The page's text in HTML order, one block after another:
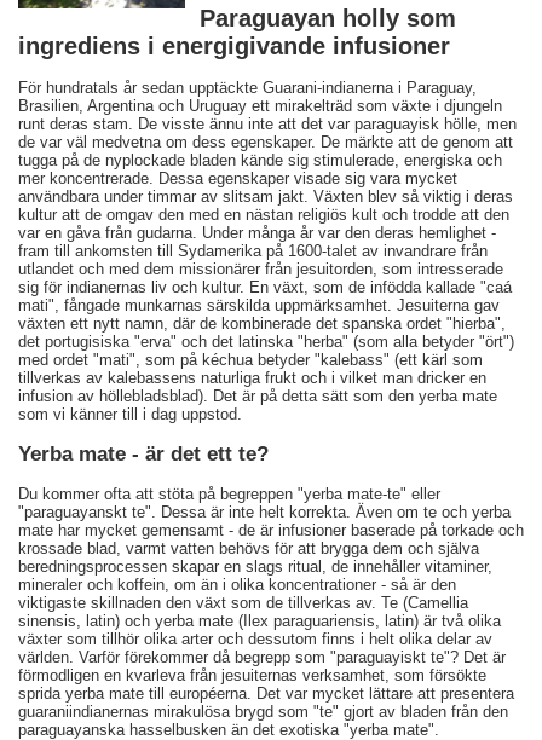
Paraguayan holly som
ingrediens i energigivande infusioner
För hundratals år sedan upptäckte Guarani-indianerna i Paraguay,
Brasilien, Argentina och Uruguay ett mirakelträd som växte i djungeln
runt deras stam. De visste ännu inte att det var paraguayisk hölle, men
de var väl medvetna om dess egenskaper. De märkte att de genom att
tugga på de nyplockade bladen kände sig stimulerade, energiska och
mer koncentrerade. Dessa egenskaper visade sig vara mycket
användbara under timmar av slitsam jakt. Växten blev så viktig i deras
kultur att de omgav den med en nästan religiös kult och trodde att den
var en gåva från gudarna. Under många år var den deras hemlighet -
fram till ankomsten till Sydamerika på 1600-talet av invandrare från
utlandet och med dem missionärer från jesuitorden, som intresserade
sig för indianernas liv och kultur. En växt, som de infödda kallade "caá
mati", fångade munkarnas särskilda uppmärksamhet. Jesuiterna gav
växten ett nytt namn, där de kombinerade det spanska ordet "hierba",
det portugisiska "erva" och det latinska "herba" (som alla betyder "ört")
med ordet "mati", som på kéchua betyder "kalebass" (ett kärl som
tillverkas av kalebassens naturliga frukt och i vilket man dricker en
infusion av höllebladsblad). Det är på detta sätt som den yerba mate
som vi känner till i dag uppstod.
Yerba mate - är det ett te?
Du kommer ofta att stöta på begreppen "yerba mate-te" eller
"paraguayanskt te". Dessa är inte helt korrekta. Även om te och yerba
mate har mycket gemensamt - de är infusioner baserade på torkade och
krossade blad, varmt vatten behövs för att brygga dem och själva
beredningsprocessen skapar en slags ritual, de innehåller vitaminer,
mineraler och koffein, om än i olika koncentrationer - så är den
viktigaste skillnaden den växt som de tillverkas av. Te (Camellia
sinensis, latin) och yerba mate (Ilex paraguariensis, latin) är två olika
växter som tillhör olika arter och dessutom finns i helt olika delar av
världen. Varför förekommer då begrepp som "paraguayiskt te"? Det är
förmodligen en kvarleva från jesuiternas verksamhet, som försökte
sprida yerba mate till européerna. Det var mycket lättare att presentera
guaraniindianernas mirakulösa brygd som "te" gjort av bladen från den
paraguayanska hasselbusken än det exotiska "yerba mate".